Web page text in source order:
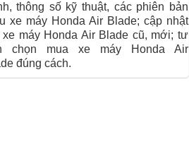
thông số kỹ thuật, các phiên bản
xe máy Honda Air Blade; cập nhật
xe máy Honda Air Blade cũ, mới; tư
chọn mua xe máy Honda Air
đúng cách.